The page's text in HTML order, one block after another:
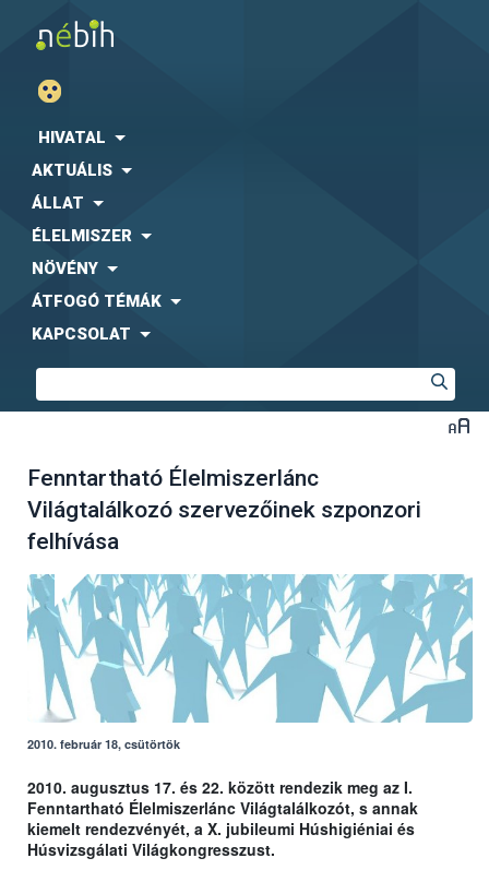
HIVATAL
AKTUÁLIS
ÁLLAT
ÉLELMISZER
NÖVÉNY
ÁTFOGÓ TÉMÁK
KAPCSOLAT
Fenntartható Élelmiszerlánc
Világtalálkozó szervezőinek szponzori
felhívása
2010. február 18, csütörtök
2010. augusztus 17. és 22. között rendezik meg az I.
Fenntartható Élelmiszerlánc Világtalálkozót, s annak
kiemelt rendezvényét, a X. jubileumi Húshigiéniai és
Húsvizsgálati Világkongresszust.